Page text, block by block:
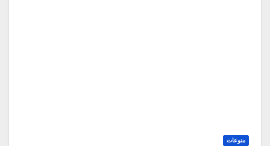
منوعات